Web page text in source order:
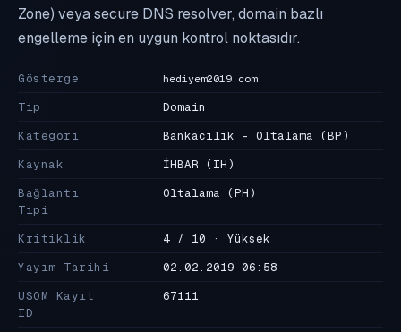
Zone) veya secure DNS resolver, domain bazlı
engelleme için en uygun kontrol noktasıdır.
Gösterge hediyem2019.com
Tip
Domain
Kategori
Bankacılık - Oltalama (BP)
Kaynak
İHBAR (IH)
Bağlantı
Tipi
Oltalama (PH)
Kritiklik
4 / 10 · Yüksek
Yayım Tarihi
02.02.2019 06:58
USOM Kayıt
ID
67111